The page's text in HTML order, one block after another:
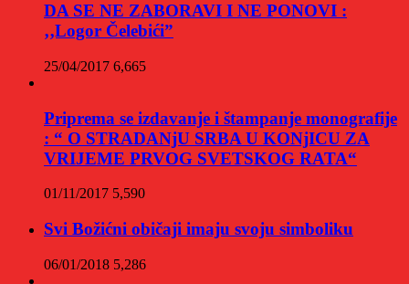
DA SE NE ZABORAVI I NE PONOVI :
‚‚Logor Čelebići”
25/04/2017 6,665
Priprema se izdavanje i štampanje monografije
: “ O STRADANjU SRBA U KONjICU ZA
VRIJEME PRVOG SVETSKOG RATA“
01/11/2017 5,590
Svi Božićni običaji imaju svoju simboliku
06/01/2018 5,286